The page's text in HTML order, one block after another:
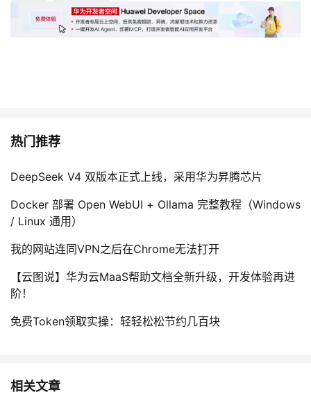
热门推荐
DeepSeek V4 双版本正式上线，采用华为昇腾芯片
Docker 部署 Open WebUI + Ollama 完整教程（Windows
/ Linux 通用）
我的网站连同VPN之后在Chrome无法打开
【云图说】华为云MaaS帮助文档全新升级，开发体验再进
阶！
免费Token领取实操：轻轻松松节约几百块
相关文章